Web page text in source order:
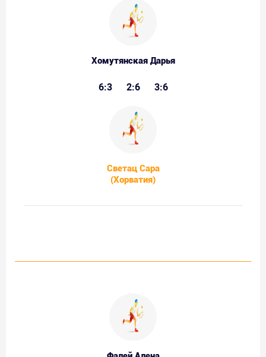
Хомутянская Дарья
6:3 2:6 3:6
Светац Сара
(Хорватия)